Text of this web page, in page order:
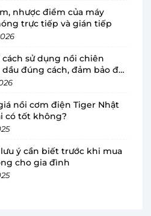
MR-FX47EN có dung
tích ngăn đông 98 lít
hợp cho gia đình 3 - 5
2 ngăn riêng biệt với
nhau giúp tối ưu hóa việc
mỗi ngăn và hạn chế
các loại thực phẩm, rau củ
nhược điểm của máy
trực tiếp và gián tiếp
cách sử dụng nồi chiên
đúng cách, đảm bảo độ
nồi cơm điện Tiger Nhật
có tốt không?
ý cần biết trước khi mua
cho gia đình